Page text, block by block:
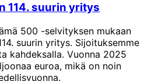
114. suurin yritys
500 -selvityksen mukaan
suurin yritys. Sijoituksemme
kahdeksalla. Vuonna 2025
euroa, mikä on noin